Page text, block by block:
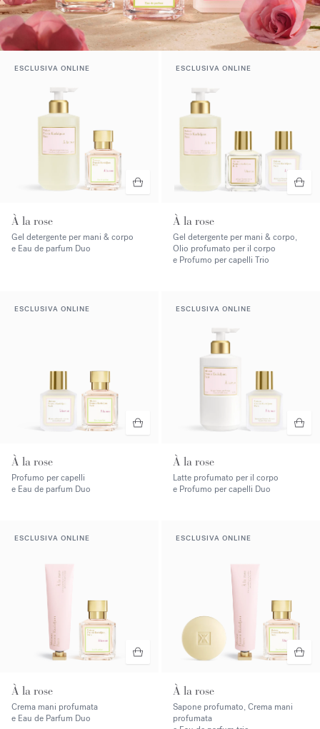
ESCLUSIVA ONLINE
À la rose
Gel detergente per mani & corpo
e Eau de parfum Duo
ESCLUSIVA ONLINE
À la rose
Gel detergente per mani & corpo,
Olio profumato per il corpo
e Profumo per capelli Trio
ESCLUSIVA ONLINE
À la rose
Profumo per capelli
e Eau de parfum Duo
ESCLUSIVA ONLINE
À la rose
Latte profumato per il corpo
e Profumo per capelli Duo
ESCLUSIVA ONLINE
À la rose
Crema mani profumata
e Eau de Parfum Duo
ESCLUSIVA ONLINE
À la rose
Sapone profumato, Crema mani
profumata